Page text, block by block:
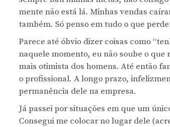
mente não está lá. Minhas vendas
também. Só penso em tudo o que
Parece até óbvio dizer coisas como
naquele momento, eu não soube o
mais otimista dos homens. Até então
o profissional. A longo prazo,
permanência dele na empresa.
Já passei por situações em que um
Consegui me colocar no lugar dele